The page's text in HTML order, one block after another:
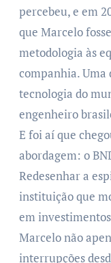
percebeu, e em
que Marcelo
metodologia às
companhia. Uma
tecnologia do
engenheiro
E foi aí que
abordagem: o
Redesenhar a
instituição que
em
Marcelo não
interrupções